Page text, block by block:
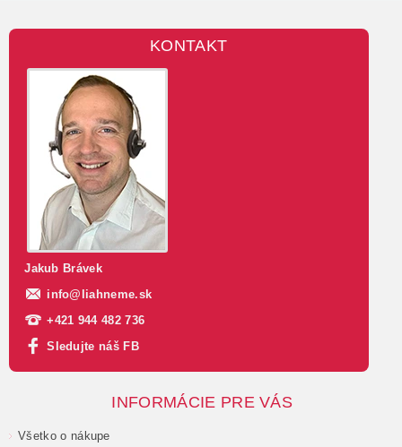
KONTAKT
Jakub Brávek
info@ liahneme.sk
+421 944 482 736
Sledujte náš FB
INFORMÁCIE PRE VÁS
Všetko o nákupe